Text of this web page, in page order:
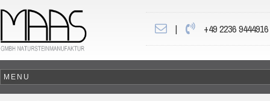
| +49 2236 9444916